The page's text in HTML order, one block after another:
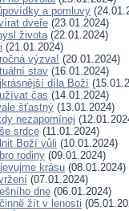
a pomluvy
dveře (23.01.2024)
života(22.01.2024)
(21.01.2024)
výzva! (20.01.2024)
stav (16.01.2024)
díla Boží
čas (14.01.2024)
šťastný (13.01.2024)
nezapomínej
srdce (11.01.2024)
Boží vůli (10.01.2024)
rodiny (09.01.2024)
krásu (08.01.2024)
(07.01.2024)
dne (06.01.2024)
žít v lenosti